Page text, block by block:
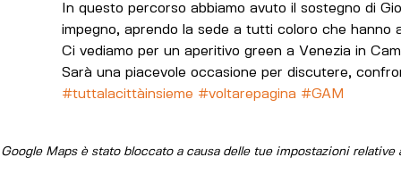
In questo percorso abbiamo avuto il sostegno di
impegno, aprendo la sede a tutti coloro che
Ci vediamo per un aperitivo green a Venezia in
#tuttalacittàinsieme #voltarepagina #GAM
Google Maps è stato bloccato a causa delle tue impostazioni